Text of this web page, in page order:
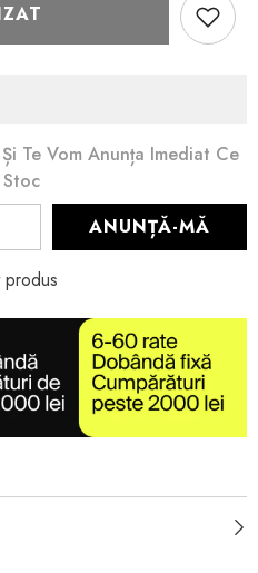
Te Vom Anunța Imediat Ce
ANUNȚĂ-MĂ